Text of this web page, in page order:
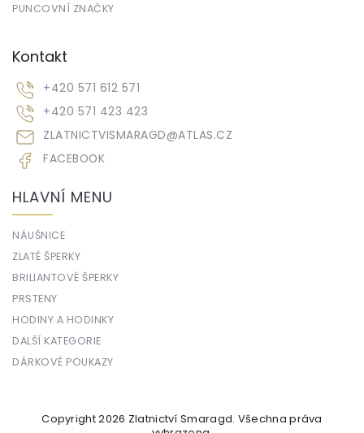
PUNCOVNÍ ZNAČKY
Kontakt
ZLATNICTVISMARAGD@ATLAS.CZ
+420 571 612 571
+420 571 423 423
FACEBOOK
HLAVNÍ MENU
NÁUŠNICE
ZLATÉ ŠPERKY
BRILIANTOVÉ ŠPERKY
PRSTENY
HODINY A HODINKY
DALŠÍ KATEGORIE
DÁRKOVÉ POUKAZY
Copyright 2026 Zlatnictví Smaragd. Všechna práva